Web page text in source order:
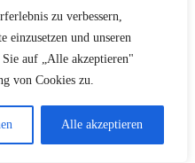
zu verbessern,
einzusetzen und unseren
auf „Alle akzeptieren"
von Cookies zu.
Alle akzeptieren
15.5. ab 14 Uhr.
Komm vorbei und
bring gute Laune